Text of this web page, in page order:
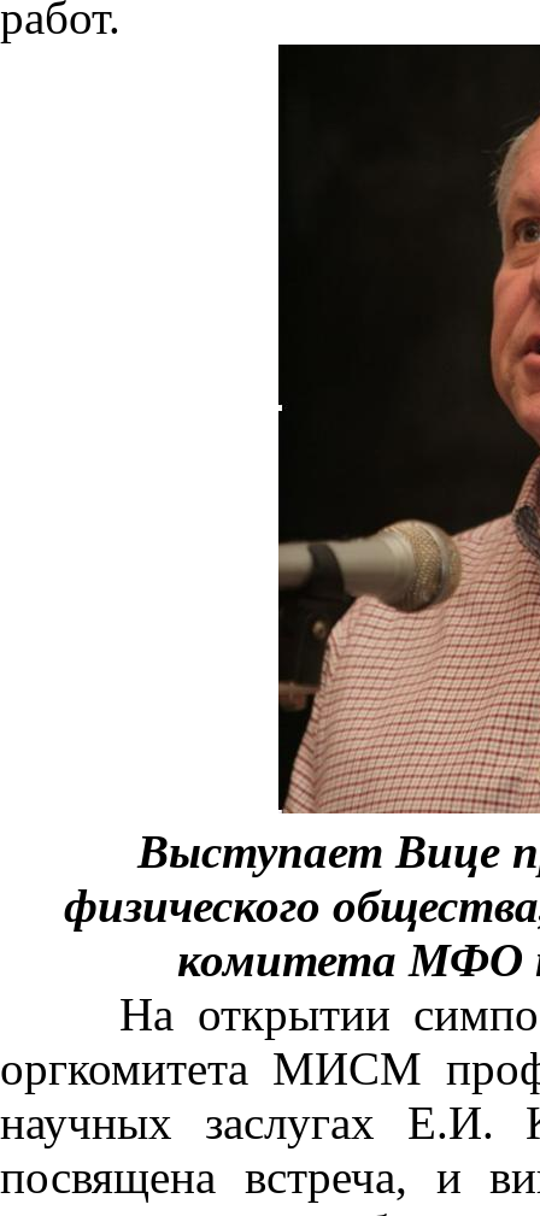
работ.
Выступает Вице
физического
комитета МФО
На открытии
оргкомитета МИСМ
научных заслугах Е.И.
посвящена встреча, и